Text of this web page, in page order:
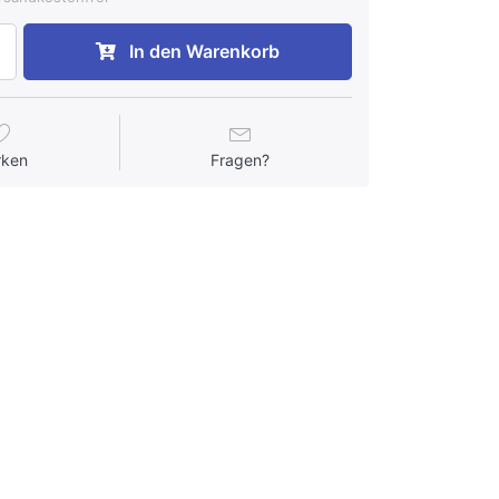
In den Warenkorb
Fragen?